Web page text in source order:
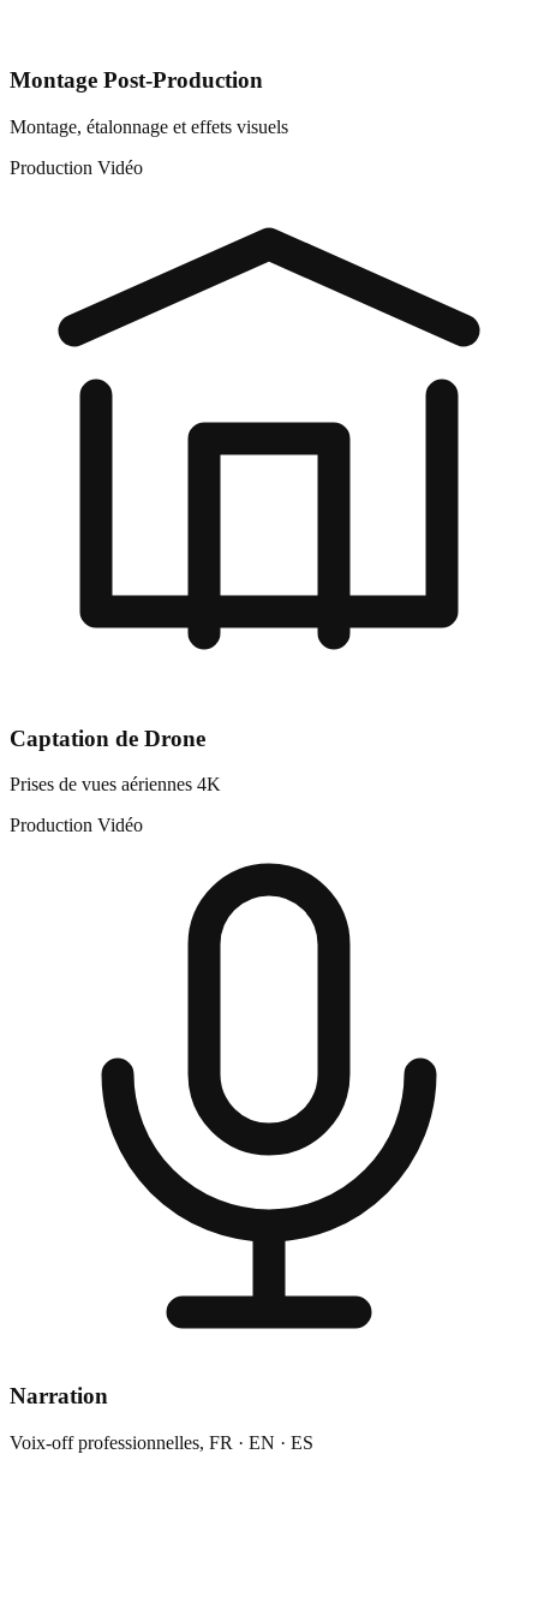
Montage Post-Production
Montage, étalonnage et effets visuels
Production Vidéo
Captation de Drone
Prises de vues aériennes 4K
Production Vidéo
Narration
Voix-off professionnelles, FR · EN · ES